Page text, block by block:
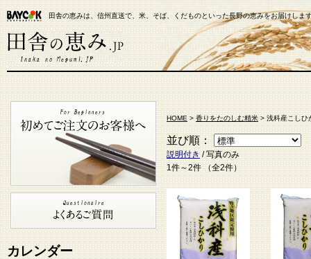
田舎の恵みは、信州直送で、米、そば、くだものといった長野の恵みをお届けしま
【米通販】田舎の恵み.JP
カレンダー
HOME>香りをたのしむ精米> 浅科産こしひ
並び順：
説明付き/ 写真のみ
1件～2件 （全2件）